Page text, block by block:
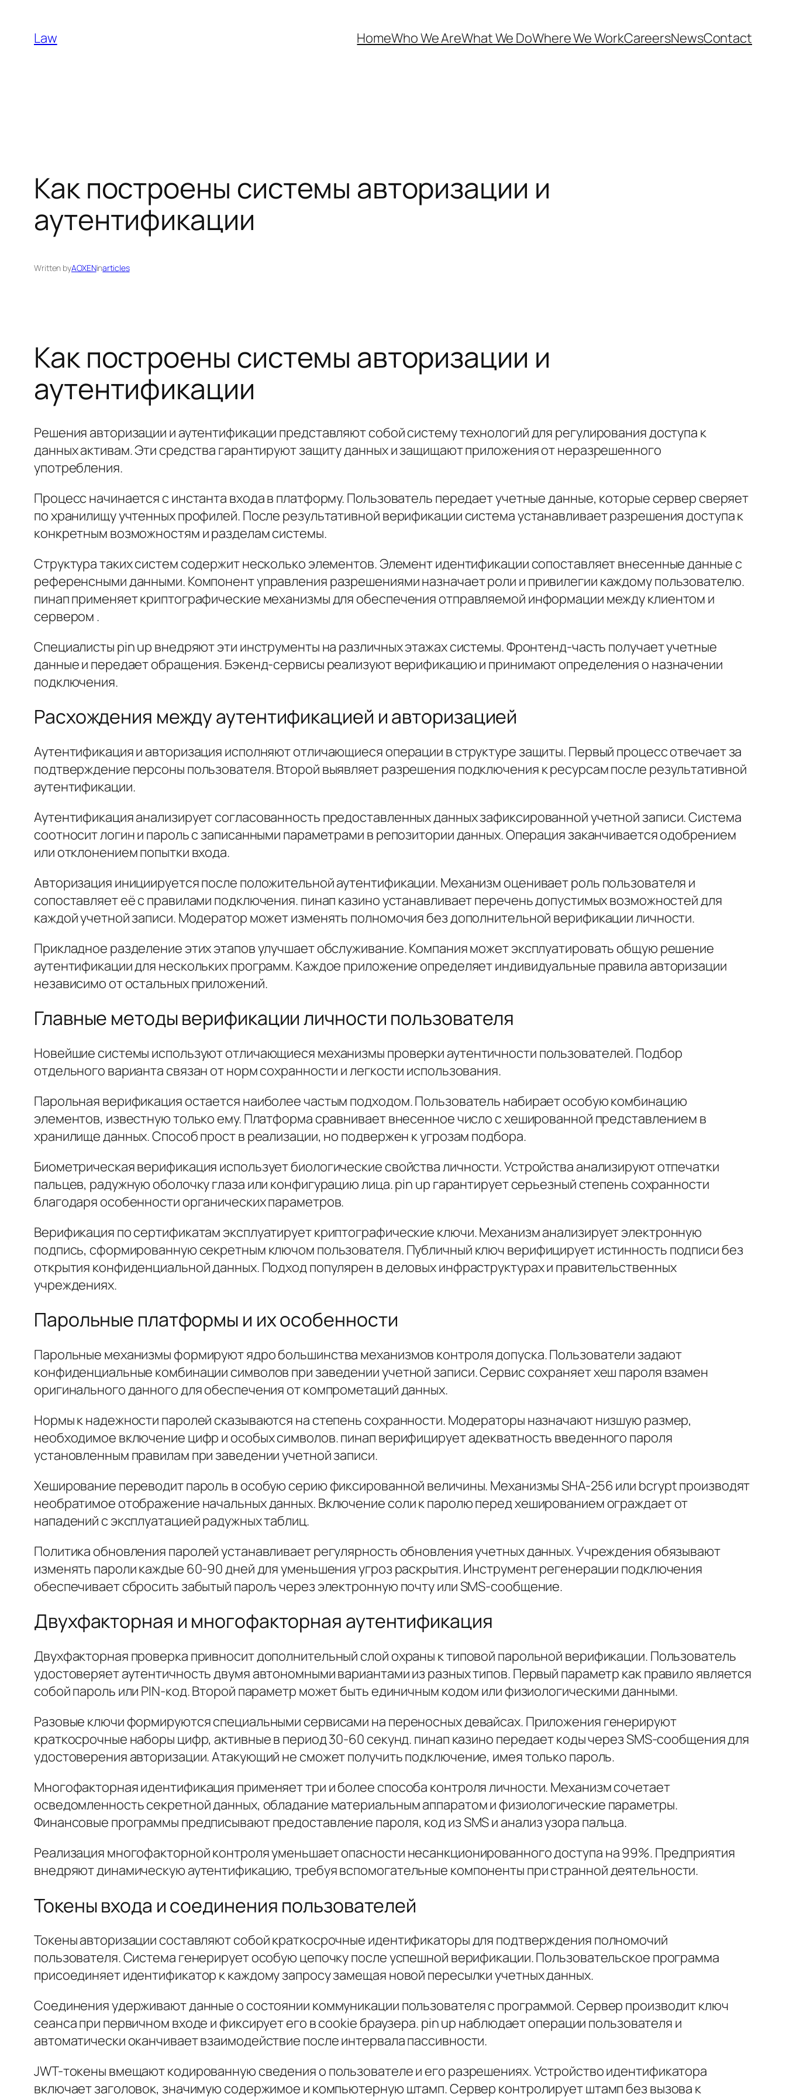
content
Law HomeWho We AreWhat We DoWhere We WorkCareersNewsContact
Как построены системы авторизации и
аутентификации
Written byAOXENinarticles
Как построены системы авторизации и
аутентификации
Решения авторизации и аутентификации представляют собой систему технологий для регулирования доступа к
данных активам. Эти средства гарантируют защиту данных и защищают приложения от неразрешенного
употребления.
Процесс начинается с инстанта входа в платформу. Пользователь передает учетные данные, которые сервер сверяет
по хранилищу учтенных профилей. После результативной верификации система устанавливает разрешения доступа к
конкретным возможностям и разделам системы.
Структура таких систем содержит несколько элементов. Элемент идентификации сопоставляет внесенные данные с
референсными данными. Компонент управления разрешениями назначает роли и привилегии каждому пользователю.
пинап применяет криптографические механизмы для обеспечения отправляемой информации между клиентом и
сервером .
Специалисты pin up внедряют эти инструменты на различных этажах системы. Фронтенд-часть получает учетные
данные и передает обращения. Бэкенд-сервисы реализуют верификацию и принимают определения о назначении
подключения.
Расхождения между аутентификацией и авторизацией
Аутентификация и авторизация исполняют отличающиеся операции в структуре защиты. Первый процесс отвечает за
подтверждение персоны пользователя. Второй выявляет разрешения подключения к ресурсам после результативной
аутентификации.
Аутентификация анализирует согласованность предоставленных данных зафиксированной учетной записи. Система
соотносит логин и пароль с записанными параметрами в репозитории данных. Операция заканчивается одобрением
или отклонением попытки входа.
Авторизация инициируется после положительной аутентификации. Механизм оценивает роль пользователя и
сопоставляет её с правилами подключения. пинап казино устанавливает перечень допустимых возможностей для
каждой учетной записи. Модератор может изменять полномочия без дополнительной верификации личности.
Прикладное разделение этих этапов улучшает обслуживание. Компания может эксплуатировать общую решение
аутентификации для нескольких программ. Каждое приложение определяет индивидуальные правила авторизации
независимо от остальных приложений.
Главные методы верификации личности пользователя
Новейшие системы используют отличающиеся механизмы проверки аутентичности пользователей. Подбор
отдельного варианта связан от норм сохранности и легкости использования.
Парольная верификация остается наиболее частым подходом. Пользователь набирает особую комбинацию
элементов, известную только ему. Платформа сравнивает внесенное число с хешированной представлением в
хранилище данных. Способ прост в реализации, но подвержен к угрозам подбора.
Биометрическая верификация использует биологические свойства личности. Устройства анализируют отпечатки
пальцев, радужную оболочку глаза или конфигурацию лица. pin up гарантирует серьезный степень сохранности
благодаря особенности органических параметров.
Верификация по сертификатам эксплуатирует криптографические ключи. Механизм анализирует электронную
подпись, сформированную секретным ключом пользователя. Публичный ключ верифицирует истинность подписи без
открытия конфиденциальной данных. Подход популярен в деловых инфраструктурах и правительственных
учреждениях.
Парольные платформы и их особенности
Парольные механизмы формируют ядро большинства механизмов контроля допуска. Пользователи задают
конфиденциальные комбинации символов при заведении учетной записи. Сервис сохраняет хеш пароля взамен
оригинального данного для обеспечения от компрометаций данных.
Нормы к надежности паролей сказываются на степень сохранности. Модераторы назначают низшую размер,
необходимое включение цифр и особых символов. пинап верифицирует адекватность введенного пароля
установленным правилам при заведении учетной записи.
Хеширование переводит пароль в особую серию фиксированной величины. Механизмы SHA-256 или bcrypt производят
необратимое отображение начальных данных. Включение соли к паролю перед хешированием ограждает от
нападений с эксплуатацией радужных таблиц.
Политика обновления паролей устанавливает регулярность обновления учетных данных. Учреждения обязывают
изменять пароли каждые 60-90 дней для уменьшения угроз раскрытия. Инструмент регенерации подключения
обеспечивает сбросить забытый пароль через электронную почту или SMS-сообщение.
Двухфакторная и многофакторная аутентификация
Двухфакторная проверка привносит дополнительный слой охраны к типовой парольной верификации. Пользователь
удостоверяет аутентичность двумя автономными вариантами из разных типов. Первый параметр как правило является
собой пароль или PIN-код. Второй параметр может быть единичным кодом или физиологическими данными.
Разовые ключи формируются специальными сервисами на переносных девайсах. Приложения генерируют
краткосрочные наборы цифр, активные в период 30-60 секунд. пинап казино передает коды через SMS-сообщения для
удостоверения авторизации. Атакующий не сможет получить подключение, имея только пароль.
Многофакторная идентификация применяет три и более способа контроля личности. Механизм сочетает
осведомленность секретной данных, обладание материальным аппаратом и физиологические параметры.
Финансовые программы предписывают предоставление пароля, код из SMS и анализ узора пальца.
Реализация многофакторной контроля уменьшает опасности несанкционированного доступа на 99%. Предприятия
внедряют динамическую аутентификацию, требуя вспомогательные компоненты при странной деятельности.
Токены входа и соединения пользователей
Токены авторизации составляют собой краткосрочные идентификаторы для подтверждения полномочий
пользователя. Система генерирует особую цепочку после успешной верификации. Пользовательское программа
присоединяет идентификатор к каждому запросу замещая новой пересылки учетных данных.
Соединения удерживают данные о состоянии коммуникации пользователя с программой. Сервер производит ключ
сеанса при первичном входе и фиксирует его в cookie браузера. pin up наблюдает операции пользователя и
автоматически оканчивает взаимодействие после интервала пассивности.
JWT-токены вмещают кодированную сведения о пользователе и его разрешениях. Устройство идентификатора
включает заголовок, значимую содержимое и компьютерную штамп. Сервер контролирует штамп без вызова к